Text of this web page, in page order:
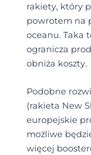
rakiety, który
powrotem na
oceanu. Taka
ogranicza
obniża koszty.
Podobne
(rakieta New
europejskie
możliwe
więcej